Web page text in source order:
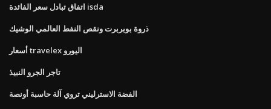
اتفاق تبادل سعر الفائدة isda
ذروة بوبربرت ونقص النفط العالمي الوشيك
أسعار travelex اليورو
تاجر الجرو النبيذ
الفضة الاسترليني تروي آلة حاسبة أونصة